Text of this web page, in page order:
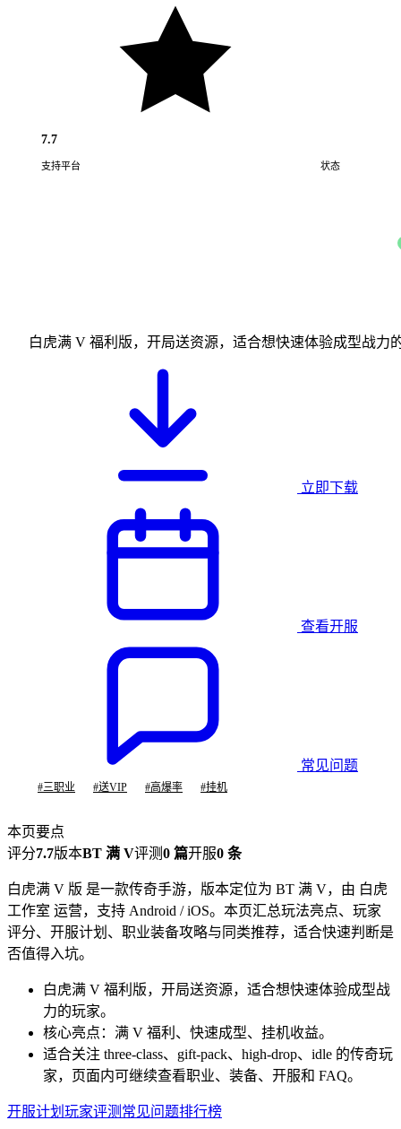
7.7
支持平台 状态
白虎满 V 福利版，开局送资源，适合想快速体验成型战力
立即下载
查看开服
常见问题
#三职业 #送VIP #高爆率 #挂机
本页要点
评分7.7版本BT 满 V评测0 篇开服0 条
白虎满 V 版 是一款传奇手游，版本定位为 BT 满 V，由 白虎
工作室 运营，支持 Android / iOS。本页汇总玩法亮点、玩家
评分、开服计划、职业装备攻略与同类推荐，适合快速判断是
否值得入坑。
白虎满 V 福利版，开局送资源，适合想快速体验成型战
力的玩家。
核心亮点：满 V 福利、快速成型、挂机收益。
适合关注 three-class、gift-pack、high-drop、idle 的传奇玩
家，页面内可继续查看职业、装备、开服和 FAQ。
开服计划 玩家评测 常见问题排行榜